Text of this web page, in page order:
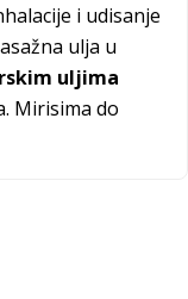
i udisanje
ulja u
uljima
Mirisima do